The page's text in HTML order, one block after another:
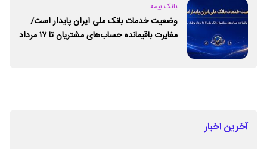
بانک بیمه
وضعیت خدمات بانک ملی ایران پایدار است/
مغایرت‌ باقیمانده حساب‌های مشتریان تا ۱۷ مرداد
آخرین اخبار